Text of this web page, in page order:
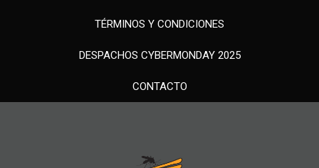
TÉRMINOS Y CONDICIONES
DESPACHOS CYBERMONDAY 2025
CONTACTO